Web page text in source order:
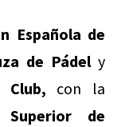
Española de
de Pádely
con la
Superior de